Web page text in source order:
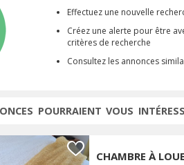
Effectuez une nouvelle
Créez une alerte pour être
critères de recherche
Consultez les annonces
POURRAIENT VOUS
CHAMBRE À